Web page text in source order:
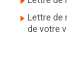
Lettre de
de votre